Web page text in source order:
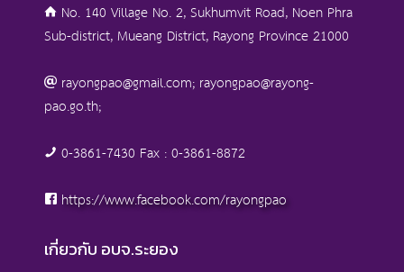
No. 140 Village No. 2, Sukhumvit Road, Noen Phra
Sub-district, Mueang District, Rayong Province 21000
rayongpao@gmail.com; rayongpao@rayong-
pao.go.th;
0-3861-7430 Fax : 0-3861-8872
https://www.facebook.com/rayongpao
เกี่ยวกับ อบจ.ระยอง